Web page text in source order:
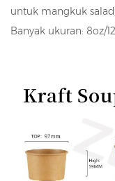
untuk mangkuk salad;
Banyak ukuran: 8oz/